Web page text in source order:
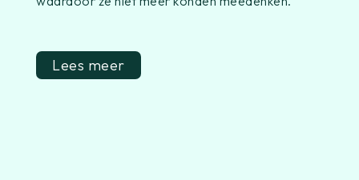
Lees meer